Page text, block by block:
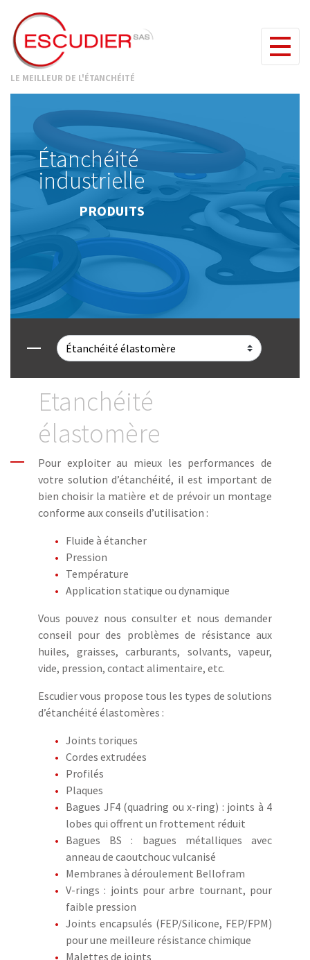
LE MEILLEUR DE L'ÉTANCHÉITÉ
Étanchéité
industrielle
PRODUITS
Etanchéité
élastomère
Pour exploiter au mieux les performances de
votre solution d’étanchéité, il est important de
bien choisir la matière et de prévoir un montage
conforme aux conseils d’utilisation :
Fluide à étancher
Pression
Température
Application statique ou dynamique
Vous pouvez nous consulter et nous demander
conseil pour des problèmes de résistance aux
huiles, graisses, carburants, solvants, vapeur,
vide, pression, contact alimentaire, etc.
Escudier vous propose tous les types de solutions
d’étanchéité élastomères :
Joints toriques
Cordes extrudées
Profilés
Plaques
Bagues JF4 (quadring ou x-ring) : joints à 4
lobes qui offrent un frottement réduit
Bagues BS : bagues métalliques avec
anneau de caoutchouc vulcanisé
Membranes à déroulement Bellofram
V-rings : joints pour arbre tournant, pour
faible pression
Joints encapsulés (FEP/Silicone, FEP/FPM)
pour une meilleure résistance chimique
Malettes de joints